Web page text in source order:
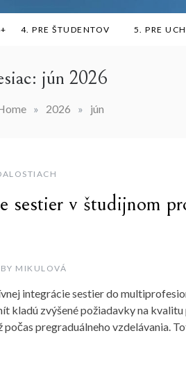
4. PRE ŠTUDENTOV 5. PRE
jún 2026
» 2026 » jún
sestier v študijnom
BY MIKULOVÁ
integrácie sestier do
kladú zvýšené požiadavky na
pregraduálneho vzdelávania.